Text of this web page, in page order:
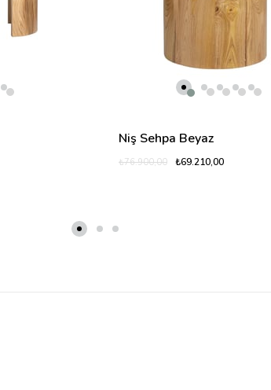
Niş Sehpa Beyaz
₺69.210,00
₺76.900,00